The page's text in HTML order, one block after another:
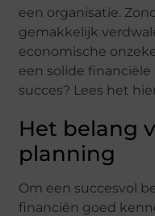
een organisatie.
gemakkelijk
economische
een solide
succes? Lees het
Het belang
planning
Om een succesvol
financiën goed